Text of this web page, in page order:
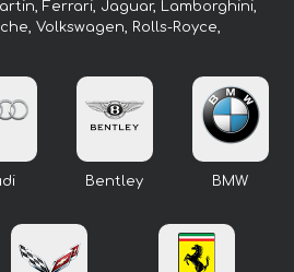
Ferrari, Jaguar, Lamborghini,
Volkswagen, Rolls-Royce,
Bentley BMW